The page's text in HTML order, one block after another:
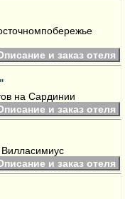
и заказ отеля
на Сардинии
и заказ отеля
и заказ отеля